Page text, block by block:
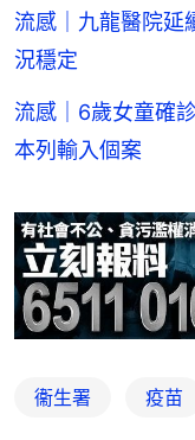
流感｜九龍醫院
況穩定
流感｜6歲女童確
本列輸入個案
衞生署 疫苗